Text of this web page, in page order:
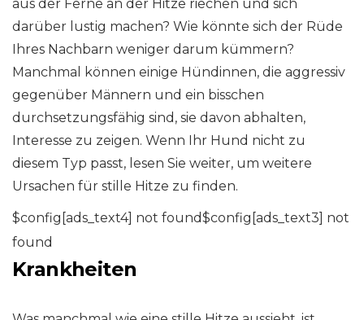
aus der Ferne an der Hitze riechen und sich
darüber lustig machen? Wie könnte sich der Rüde
Ihres Nachbarn weniger darum kümmern?
Manchmal können einige Hündinnen, die aggressiv
gegenüber Männern und ein bisschen
durchsetzungsfähig sind, sie davon abhalten,
Interesse zu zeigen. Wenn Ihr Hund nicht zu
diesem Typ passt, lesen Sie weiter, um weitere
Ursachen für stille Hitze zu finden.
$config[ads_text4] not found$config[ads_text3] not
found
Krankheiten